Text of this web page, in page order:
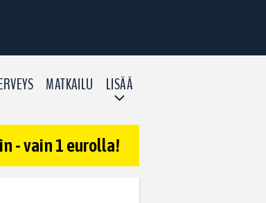
MATKAILU LISÄÄ
- vain 1 eurolla!